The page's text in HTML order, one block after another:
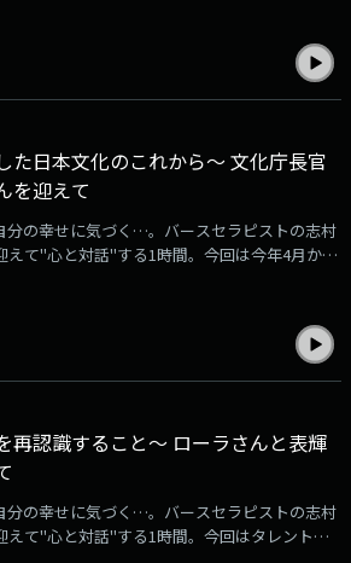
た日本文化のこれから～ 文化庁長官
を迎えて
分の幸せに気づく…。バースセラピストの志村
えて"心と対話"する1時間。今回は今年4月から
再認識すること～ ローラさんと表輝
分の幸せに気づく…。バースセラピストの志村
えて"心と対話"する1時間。今回はタレント、